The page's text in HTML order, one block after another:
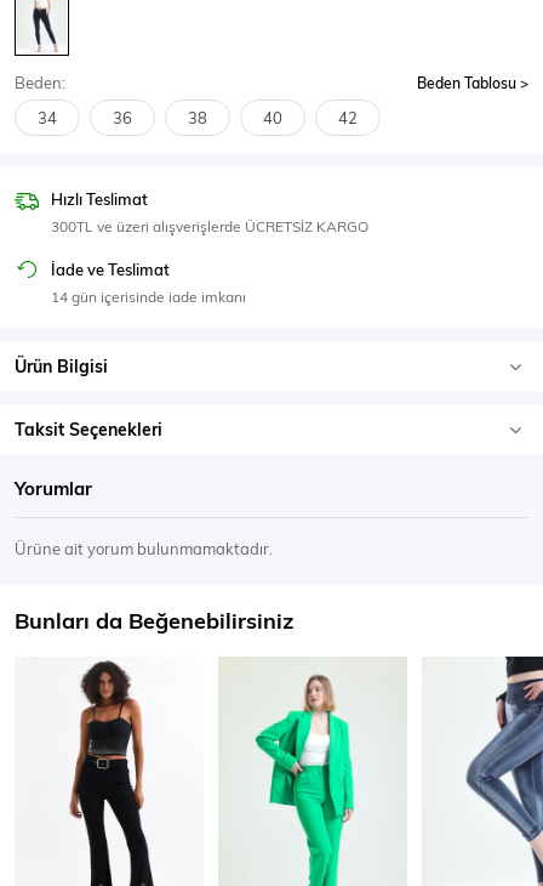
Body
SPOR GİYİM
Eşofman Üstü
Beden: Beden Tablosu
34 36 38 40 42
Hızlı Teslimat
300TL ve üzeri alışverişlerde ÜCRETSİZ KARGO
İade ve Teslimat
14 gün içerisinde iade imkanı
Ürün Bilgisi
Taksit Seçenekleri
Yorumlar
Ürüne ait yorum bulunmamaktadır.
Bunları da Beğenebilirsiniz